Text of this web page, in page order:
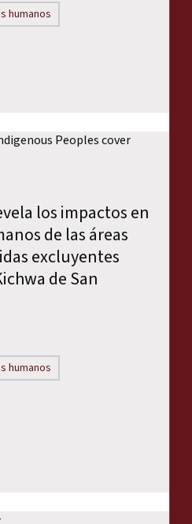
humanos
los impactos en
de las áreas
excluyentes
de San
humanos